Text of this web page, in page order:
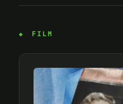
FILM